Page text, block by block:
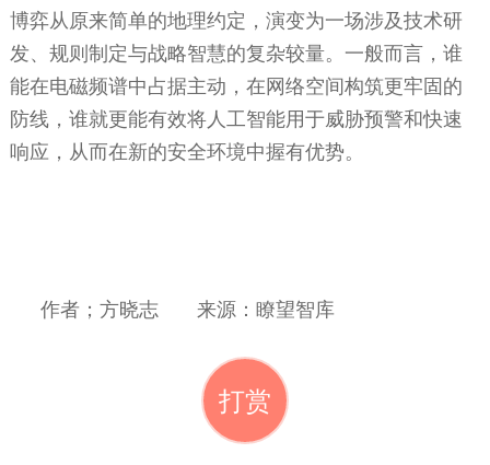
博弈从原来简单的地理约定，演变为一场涉及技术研
发、规则制定与战略智慧的复杂较量。一般而言，谁
能在电磁频谱中占据主动，在网络空间构筑更牢固的
防线，谁就更能有效将人工智能用于威胁预警和快速
响应，从而在新的安全环境中握有优势。
作者；方晓志 来源：瞭望智库
打赏